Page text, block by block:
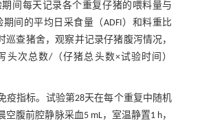
期间每天记录各个重复仔猪的喂料量与
间的平均日采食量（ADFI）和料重比
巡查猪舍，观察并记录仔猪腹泻情况，
头次总数/（仔猪总头数×试验时间）
疫指标。试验第28天在每个重复中随机
空腹前腔静脉采血5 mL，室温静置1 h，